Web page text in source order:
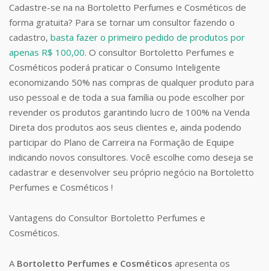
Cadastre-se na na Bortoletto Perfumes e Cosméticos de
forma gratuita? Para se tornar um consultor fazendo o
cadastro, basta fazer o primeiro pedido de produtos por
apenas R$ 100,00. O consultor Bortoletto Perfumes e
Cosméticos poderá praticar o Consumo Inteligente
economizando 50% nas compras de qualquer produto para
uso pessoal e de toda a sua família ou pode escolher por
revender os produtos garantindo lucro de 100% na Venda
Direta dos produtos aos seus clientes e, ainda podendo
participar do Plano de Carreira na Formação de Equipe
indicando novos consultores. Você escolhe como deseja se
cadastrar e desenvolver seu próprio negócio na Bortoletto
Perfumes e Cosméticos !
Vantagens do Consultor Bortoletto Perfumes e
Cosméticos.
A Bortoletto Perfumes e Cosméticos apresenta os